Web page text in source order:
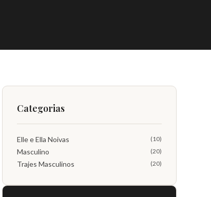
Categorias
Elle e Ella Noivas (10)
Masculino (20)
Trajes Masculinos (20)